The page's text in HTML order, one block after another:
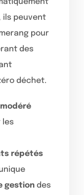
ils peuvent
pour
des
déchet.
les
répétés
gestion des